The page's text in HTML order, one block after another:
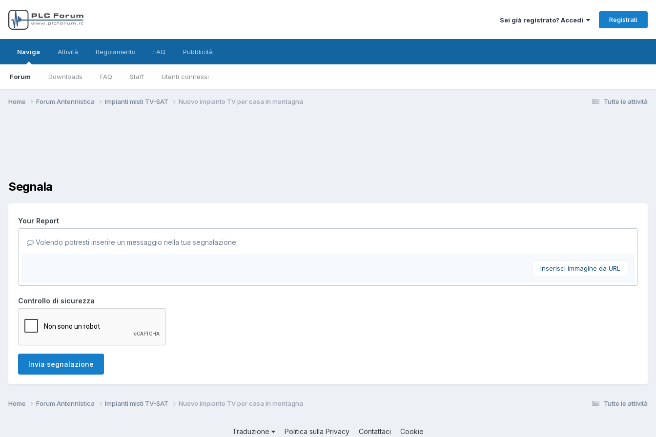
Sei già registrato? Accedi Registrati
Naviga
Forum Downloads FAQ Staff Utenti connessi
Attività Regolamento FAQ Pubblicità
Tutte le attività
Home Forum Antennistica Impianti misti TV-SAT Nuovo impianto TV per casa in montagna
Segnala
Your Report
Volendo potresti inserire un messaggio nella tua segnalazione.
Inserisci immagine da URL
Controllo di sicurezza
Invia segnalazione
Tutte le attività
Home Forum Antennistica Impianti misti TV-SAT Nuovo impianto TV per casa in montagna
Traduzione Politica sulla Privacy Contattaci Cookie